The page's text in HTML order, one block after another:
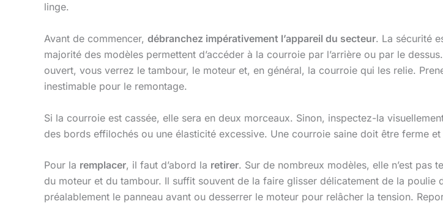
linge.
Avant de commencer, débranchez impérativement l’appareil du secteur. La sécurité
majorité des modèles permettent d’accéder à la courroie par l’arrière ou par le
ouvert, vous verrez le tambour, le moteur et, en général, la courroie qui les relie.
inestimable pour le remontage.
Si la courroie est cassée, elle sera en deux morceaux. Sinon, inspectez-la
des bords effilochés ou une élasticité excessive. Une courroie saine doit être ferme
Pour la remplacer, il faut d’abord la retirer. Sur de nombreux modèles, elle n’est pas
du moteur et du tambour. Il suffit souvent de la faire glisser délicatement de la
préalablement le panneau avant ou desserrer le moteur pour relâcher la tension.